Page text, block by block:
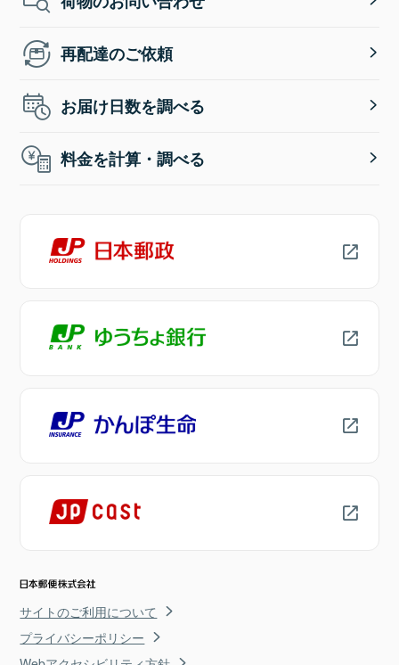
再配達のご依頼
お届け日数を調べる
料金を計算・調べる
サイトのご利用について
プライバシーポリシー